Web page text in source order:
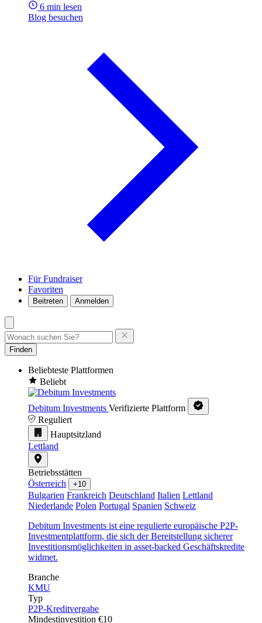
6 min lesen
Blog besuchen
Für Fundraiser
Favoriten
Beitreten Anmelden
Finden
Beliebteste Plattformen
Beliebt
Debitum Investments Verifizierte Plattform
Reguliert
Hauptsitzland
Lettland
Betriebsstätten
Österreich
+10
Bulgarien Frankreich Deutschland Italien Lettland
Niederlande Polen Portugal Spanien Schweiz
Debitum Investments ist eine regulierte europäische P2P-
Investmentplattform, die sich der Bereitstellung sicherer
Investitionsmöglichkeiten in asset-backed Geschäftskredite
widmet.
Branche
KMU
Typ
P2P-Kreditvergabe
Mindestinvestition €10